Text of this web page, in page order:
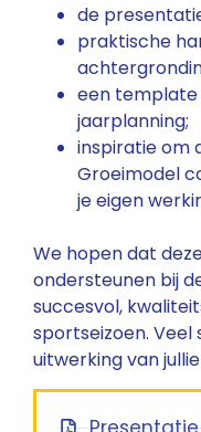
de
praktische
een template
jaarplanning;
inspiratie om
Groeimodel
je eigen
We hopen dat
ondersteunen bij
succesvol,
sportseizoen.
uitwerking van